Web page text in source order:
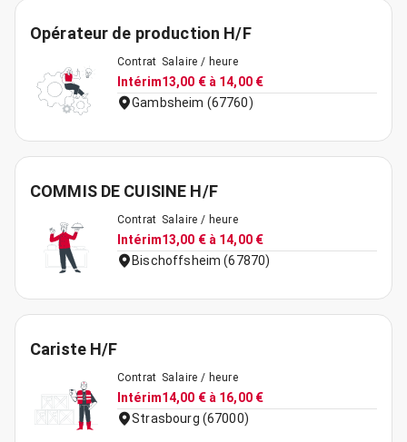
Opérateur de production H/F
Contrat
Intérim
Salaire / heure
13,00 € à 14,00 €
Gambsheim (67760)
COMMIS DE CUISINE H/F
Contrat
Intérim
Salaire / heure
13,00 € à 14,00 €
Bischoffsheim (67870)
Cariste H/F
Contrat
Intérim
Salaire / heure
14,00 € à 16,00 €
Strasbourg (67000)